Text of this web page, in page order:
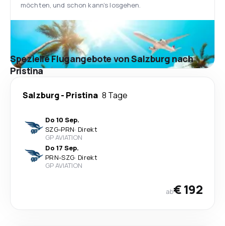
möchten, und schon kann’s losgehen.
Spezielle Flugangebote von Salzburg nach
Pristina
Salzburg- Pristina 8 Tage
Do 10 Sep.
SZG-PRN· Direkt
GP AVIATION
Do 17 Sep.
PRN-SZG· Direkt
GP AVIATION
ab€ 192